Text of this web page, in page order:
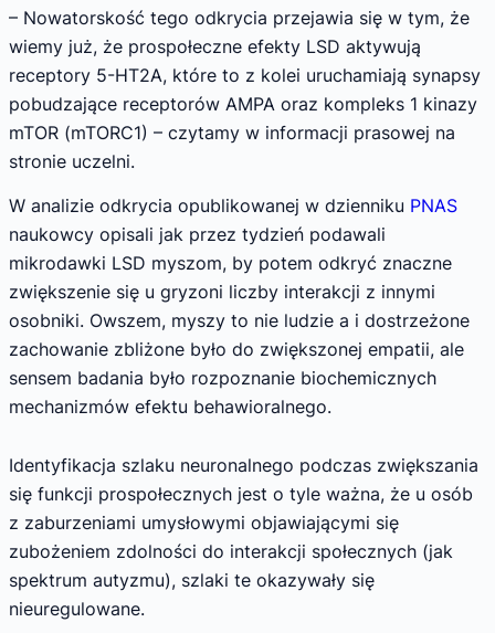
– Nowatorskość tego odkrycia przejawia się w tym, że
wiemy już, że prospołeczne efekty LSD aktywują
receptory 5-HT2A, które to z kolei uruchamiają synapsy
pobudzające receptorów AMPA oraz kompleks 1 kinazy
mTOR (mTORC1) – czytamy w informacji prasowej na
stronie uczelni.
W analizie odkrycia opublikowanej w dzienniku PNAS
naukowcy opisali jak przez tydzień podawali
mikrodawki LSD myszom, by potem odkryć znaczne
zwiększenie się u gryzoni liczby interakcji z innymi
osobniki. Owszem, myszy to nie ludzie a i dostrzeżone
zachowanie zbliżone było do zwiększonej empatii, ale
sensem badania było rozpoznanie biochemicznych
mechanizmów efektu behawioralnego.
Identyfikacja szlaku neuronalnego podczas zwiększania
się funkcji prospołecznych jest o tyle ważna, że u osób
z zaburzeniami umysłowymi objawiającymi się
zubożeniem zdolności do interakcji społecznych (jak
spektrum autyzmu), szlaki te okazywały się
nieuregulowane.